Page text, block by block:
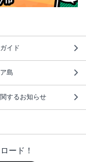
イド
島
するお知らせ
ード！